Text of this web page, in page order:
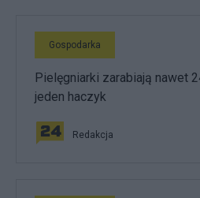
Gospodarka
Pielęgniarki zarabiają nawet
jeden haczyk
Redakcja